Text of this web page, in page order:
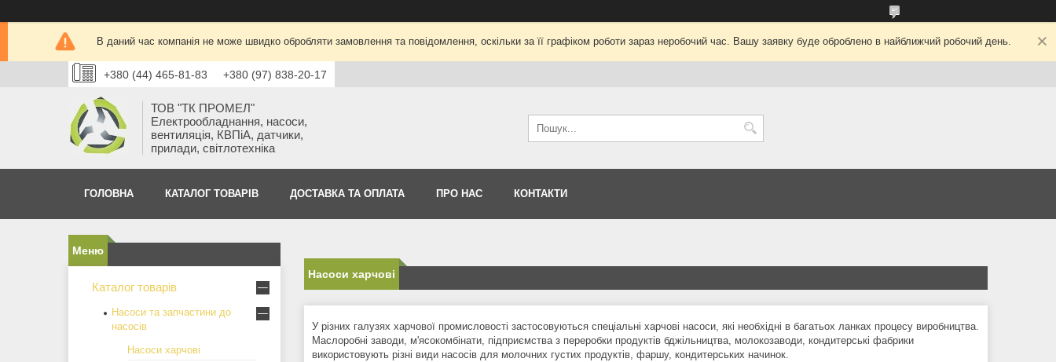
В даний час компанія не може швидко обробляти замовлення та повідомлення, оскільки за її графіком роботи зараз неробочий час. Вашу заявку буде оброблено в найближчий робочий день.
+380 (44) 465-81-83 +380 (97) 838-20-17
ТОВ "ТК ПРОМЕЛ"
Електрообладнання, насоси,
вентиляція, КВПіА, датчики,
прилади, світлотехніка
ГОЛОВНА КАТАЛОГ ТОВАРІВ ДОСТАВКА ТА ОПЛАТА ПРО НАС КОНТАКТИ
Насоси харчові
У різних галузях харчової промисловості застосовуються спеціальні харчові насоси, які необхідні в багатьох ланках процесу виробництва.
Маслоробні заводи, м'ясокомбінати, підприємства з переробки продуктів бджільництва, молокозаводи, кондитерські фабрики
використовують різні види насосів для молочних густих продуктів, фаршу, кондитерських начинок.
Каталог товарів
Насоси та запчастини до
насосів
Насоси харчові